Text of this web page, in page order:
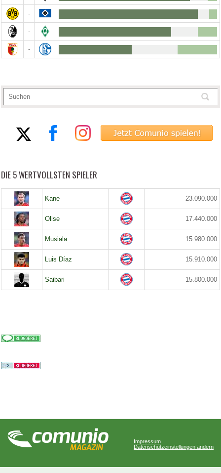
-
-
-
DIE 5 WERTVOLLSTEN SPIELER
Kane 23.090.000
Olise 17.440.000
Musiala 15.980.000
Luis Díaz 15.910.000
Saibari 15.800.000
Impressum
Datenschutzeinstellungen ändern